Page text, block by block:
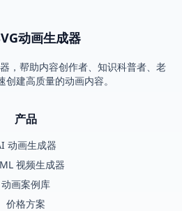
动画生成器
，帮助内容创作者、知识科普者、老
创建高质量的动画内容。
产品
动画生成器
视频生成器
动画案例库
价格方案